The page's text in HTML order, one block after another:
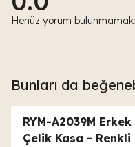
Henüz yorum
Bunları da
RYM-A2039M
Çelik Kasa - Renkli